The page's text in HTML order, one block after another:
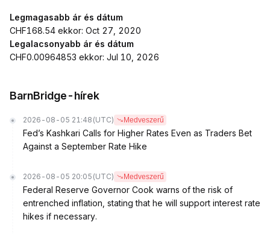
Legmagasabb ár és dátum
CHF168.54 ekkor: Oct 27, 2020
Legalacsonyabb ár és dátum
CHF0.00964853 ekkor: Jul 10, 2026
BarnBridge-hírek
2026-08-05 21:48 (UTC) Medveszerű
Fed’s Kashkari Calls for Higher Rates Even as Traders Bet
Against a September Rate Hike
2026-08-05 20:05 (UTC) Medveszerű
Federal Reserve Governor Cook warns of the risk of
entrenched inflation, stating that he will support interest rate
hikes if necessary.